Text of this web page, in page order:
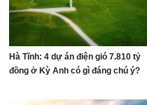
Hà Tĩnh: 4 dự án điện gió 7.810 tỷ
đồng ở Kỳ Anh có gì đáng chú ý?